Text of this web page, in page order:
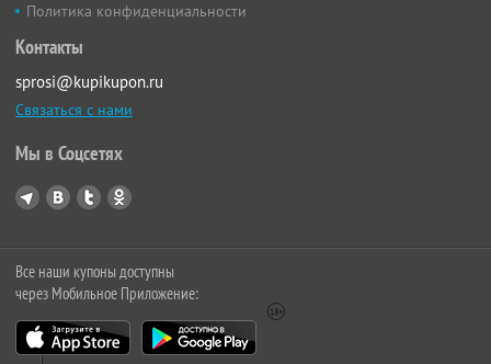
Политика конфиденциальности
Контакты
sprosi@kupikupon.ru
Связаться с нами
Мы в Соцсетях
Все наши купоны доступны
через Мобильное Приложение: